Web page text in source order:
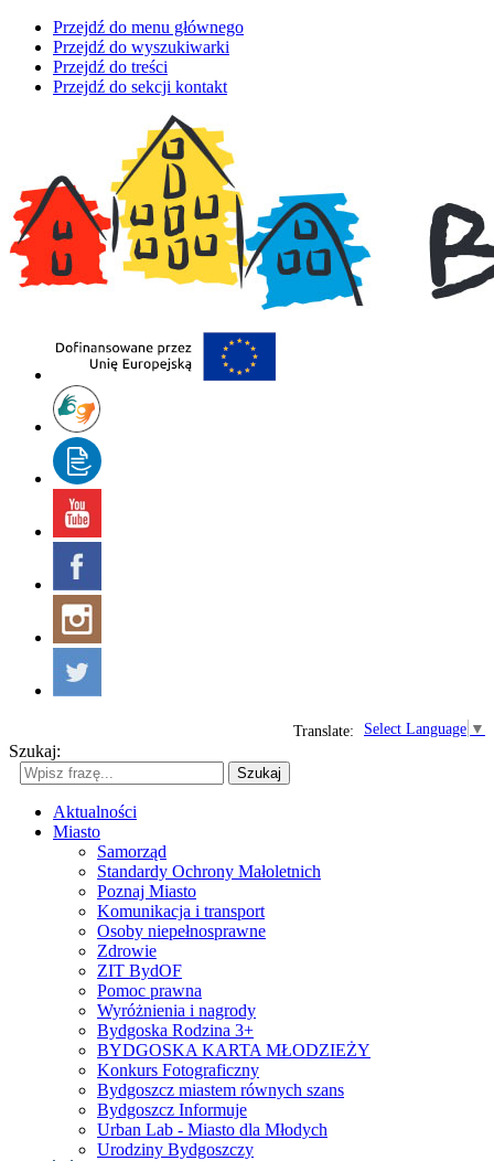
Przejdź do menu głównego
Przejdź do wyszukiwarki
Przejdź do treści
Przejdź do sekcji kontakt
Select Language ▼
Translate:
Szukaj:
Szukaj
Aktualności
Miasto
Samorząd
Standardy Ochrony Małoletnich
Poznaj Miasto
Komunikacja i transport
Osoby niepełnosprawne
Zdrowie
ZIT BydOF
Pomoc prawna
Wyróżnienia i nagrody
Bydgoska Rodzina 3+
BYDGOSKA KARTA MŁODZIEŻY
Konkurs Fotograficzny
Bydgoszcz miastem równych szans
Bydgoszcz Informuje
Urban Lab - Miasto dla Młodych
Urodziny Bydgoszczy